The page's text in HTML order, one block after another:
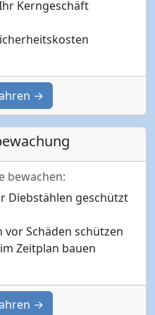
Kerngeschäft
→
bewachen:
Diebstählen geschützt
vor Schäden schützen
Zeitplan bauen
→